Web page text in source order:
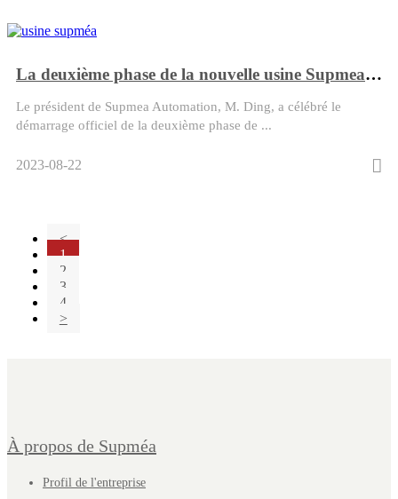
La deuxième phase de la nouvelle usine Supmea a officiellement démarré
Le président de Supmea Automation, M. Ding, a célébré le
démarrage officiel de la deuxième phase de ...
2023-08-22
<
1
2
3
4
>
À propos de Supméa
Profil de l'entreprise